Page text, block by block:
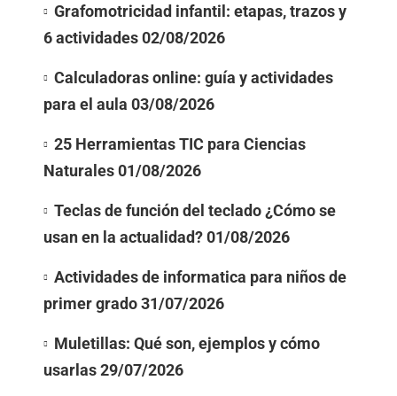
Grafomotricidad infantil: etapas, trazos y
6 actividades02/08/2026
Calculadoras online: guía y actividades
para el aula 03/08/2026
25 Herramientas TIC para Ciencias
Naturales01/08/2026
Teclas de función del teclado ¿Cómo se
usan en la actualidad?01/08/2026
Actividades de informatica para niños de
primer grado31/07/2026
Muletillas: Qué son, ejemplos y cómo
usarlas29/07/2026